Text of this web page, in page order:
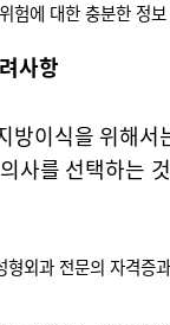
험에 대한 충분한 정보
사항
방이식을 위해서
사를 선택하는
형외과 전문의 자격증